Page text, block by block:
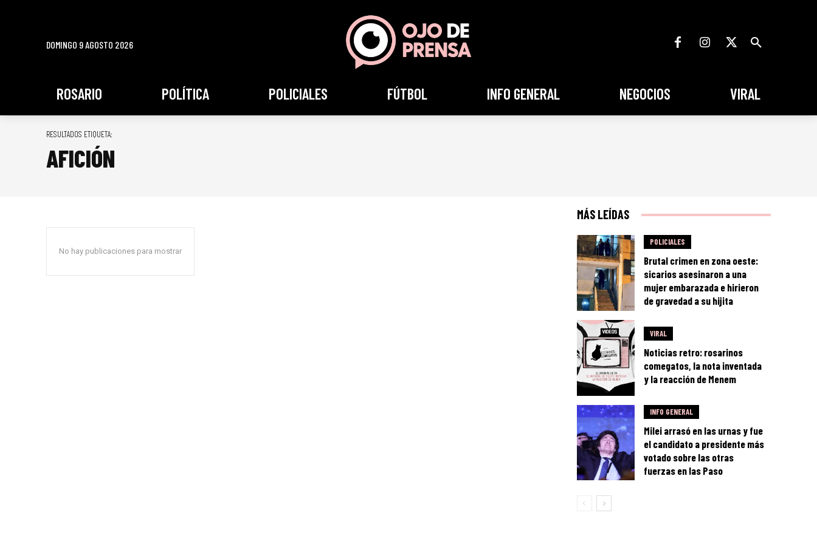
DOMINGO 9 AGOSTO 2026
ROSARIO POLÍTICA POLICIALES FÚTBOL INFO GENERAL NEGOCIOS VIRAL
RESULTADOS ETIQUETA:
AFICIÓN
No hay publicaciones para mostrar
MÁS LEÍDAS
POLICIALES
Brutal crimen en zona oeste:
sicarios asesinaron a una
mujer embarazada e hirieron
de gravedad a su hijita
VIRAL
Noticias retro: rosarinos
comegatos, la nota inventada
y la reacción de Menem
INFO GENERAL
Milei arrasó en las urnas y fue
el candidato a presidente más
votado sobre las otras
fuerzas en las Paso